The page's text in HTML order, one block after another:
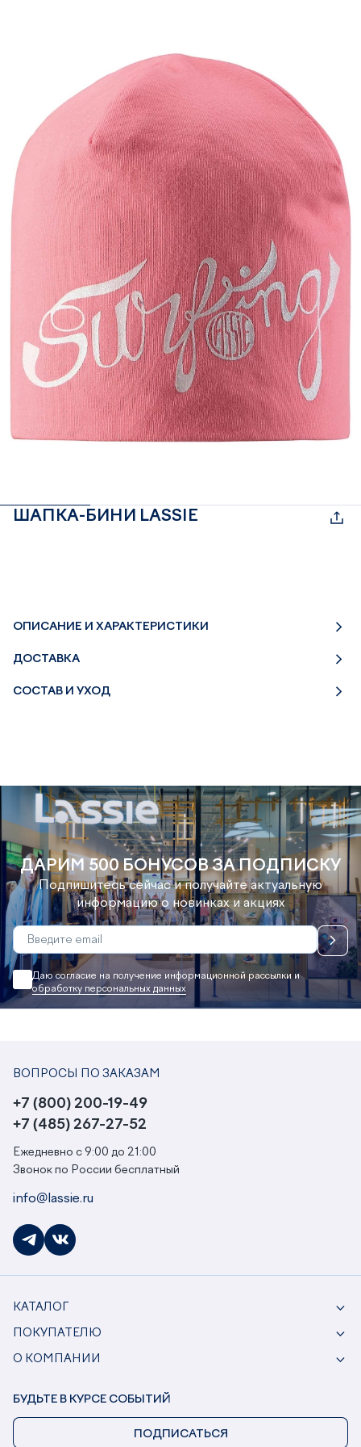
ШАПКА-БИНИ LASSIE
ОПИСАНИЕ И ХАРАКТЕРИСТИКИ
ДОСТАВКА
СОСТАВ И УХОД
ДАРИМ 500 БОНУСОВ ЗА ПОДПИСКУ
Подпишитесь сейчас и получайте актуальную
информацию о новинках и акциях
Даю согласие на получение информационной рассылки и
обработку персональных данных
ВОПРОСЫ ПО ЗАКАЗАМ
+7 (800) 200-19-49
+7 (485) 267-27-52
Ежедневно с 9:00 до 21:00
Звонок по России бесплатный
info@lassie.ru
КАТАЛОГ
ПОКУПАТЕЛЮ
О КОМПАНИИ
БУДЬТЕ В КУРСЕ СОБЫТИЙ
ПОДПИСАТЬСЯ